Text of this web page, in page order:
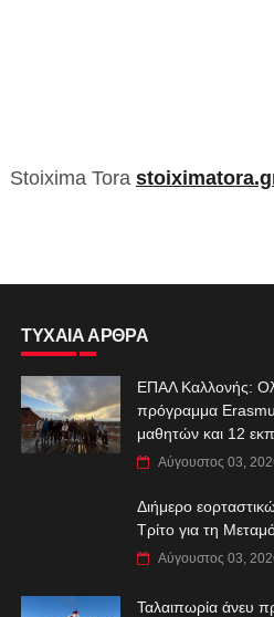
Stoixima Tora
ΤΥΧΑΙΑ ΑΡΘΡΑ
ΕΠΑΛ Καλλονής:
πρόγραμμα
μαθητών και 12
Αύγουστος 03,
Διήμερο
Τρίτο για τη
Αύγουστος 03,
Ταλαιπωρία άνευ